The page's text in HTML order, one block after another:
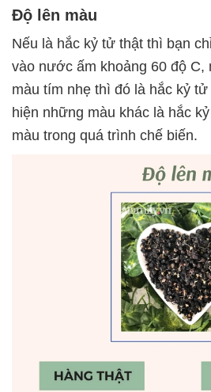
Độ lên màu
Nếu là hắc kỷ tử thật thì bạn
vào nước ấm khoảng 60 độ C,
màu tím nhẹ thì đó là hắc kỷ
hiện những màu khác là hắc
màu trong quá trình chế biến.